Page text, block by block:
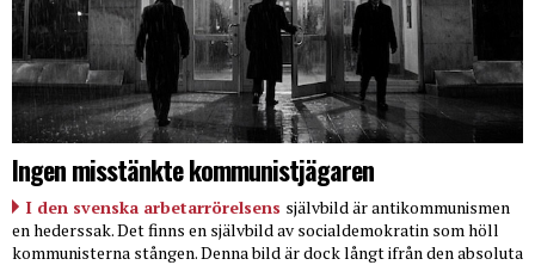
Ingen misstänkte kommunistjägaren
I den svenska arbetarrörelsens självbild är antikommunismen
en hederssak. Det finns en självbild av socialdemokratin som höll
kommunisterna stången. Denna bild är dock långt ifrån den absoluta